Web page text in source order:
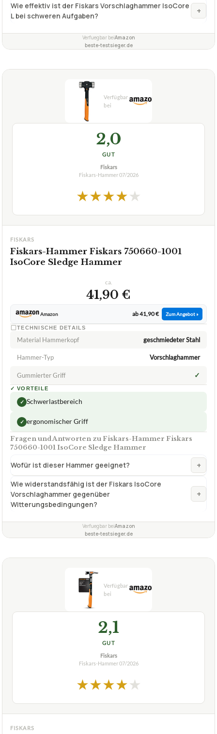
Wie effektiv ist der Fiskars Vorschlaghammer IsoCore
L bei schweren Aufgaben?
+
Verfuegbar beiAmazon
beste-testsieger.de
2,0
GUT
Fiskars
Fiskars-Hammer07/2026
★★★★★
FISKARS
Fiskars-Hammer Fiskars 750660-1001
IsoCore Sledge Hammer
ca.
41,90 €
Amazon ab 41,90 € Zum Angebot »
TECHNISCHE DETAILS
Material Hammerkopf geschmiedeter Stahl
Hammer-Typ Vorschlaghammer
Gummierter Griff ✓
✓ VORTEILE
✓ Schwerlastbereich
✓ ergonomischer Griff
Fragen und Antworten zu Fiskars-Hammer Fiskars
750660-1001 IsoCore Sledge Hammer
Wofür ist dieser Hammer geeignet? +
Wie widerstandsfähig ist der Fiskars IsoCore
Vorschlaghammer gegenüber
Witterungsbedingungen?
+
Verfuegbar beiAmazon
beste-testsieger.de
2,1
GUT
Fiskars
Fiskars-Hammer07/2026
★★★★★
FISKARS